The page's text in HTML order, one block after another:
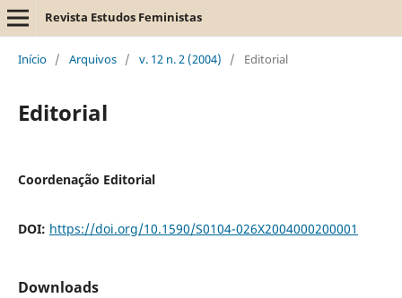
Revista Estudos Feministas
Início / Arquivos / v. 12 n. 2 (2004) / Editorial
Editorial
Coordenação Editorial
DOI: https://doi.org/10.1590/S0104-026X2004000200001
Downloads